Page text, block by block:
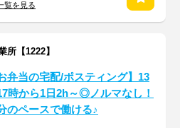
覧を見る
【1222】
弁当の宅配/ポスティング】13
時から1日2h～◎ノルマなし！
のペースで働ける♪